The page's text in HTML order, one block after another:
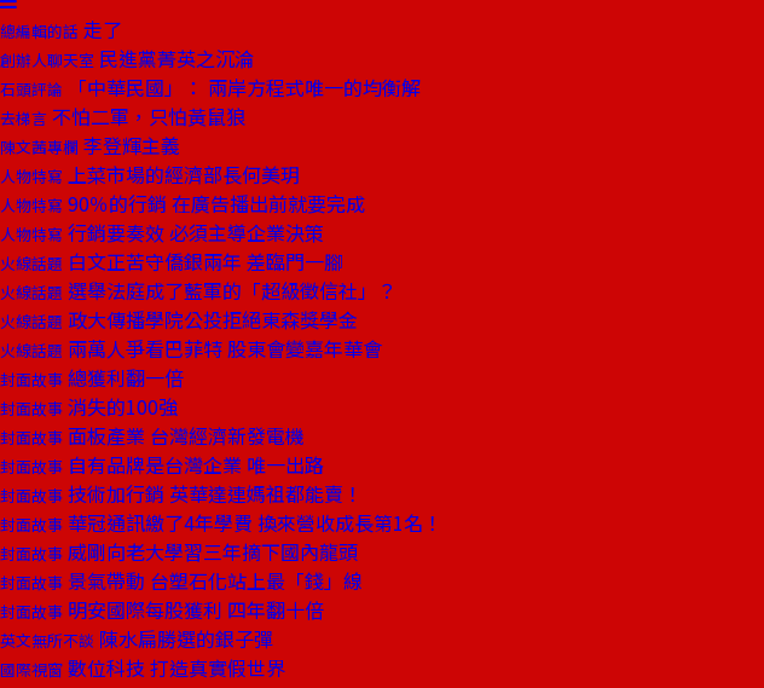
總編輯的話 走了
創辦人聊天室 民進黨菁英之沉淪
石頭評論 「中華民國」： 兩岸方程式唯一的均衡解
去梯言 不怕二軍，只怕黃鼠狼
陳文茜專欄 李登輝主義
人物特寫 上菜市場的經濟部長何美玥
人物特寫 90％的行銷 在廣告播出前就要完成
人物特寫 行銷要奏效 必須主導企業決策
火線話題 白文正苦守僑銀兩年 差臨門一腳
火線話題 選舉法庭成了藍軍的「超級徵信社」？
火線話題 政大傳播學院公投拒絕東森獎學金
火線話題 兩萬人爭看巴菲特 股東會變嘉年華會
封面故事 總獲利翻一倍
封面故事 消失的100強
封面故事 面板產業 台灣經濟新發電機
封面故事 自有品牌是台灣企業 唯一出路
封面故事 技術加行銷 英華達連媽祖都能賣！
封面故事 華冠通訊繳了4年學費 換來營收成長第1名！
封面故事 威剛向老大學習三年摘下國內龍頭
封面故事 景氣帶動 台塑石化站上最「錢」線
封面故事 明安國際每股獲利 四年翻十倍
英文無所不談 陳水扁勝選的銀子彈
國際視窗 數位科技 打造真實假世界